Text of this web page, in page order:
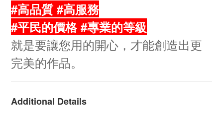
#高品質 #高服務
#平民的價格 #專業的等級
就是要讓您用的開心，才能創造出更
完美的作品。
Additional Details